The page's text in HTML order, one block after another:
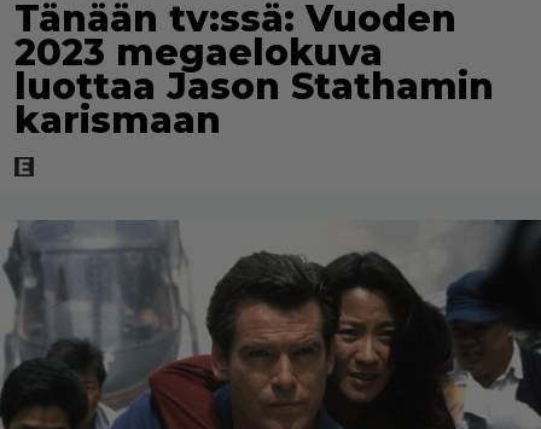
Tänään tv:ssä: Vuoden
2023 megaelokuva
luottaa Jason Stathamin
karismaan